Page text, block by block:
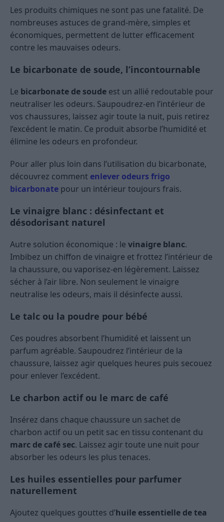
Les produits chimiques ne sont pas une fatalité. De
nombreuses astuces de grand-mère, simples et
économiques, permettent de lutter efficacement
contre les mauvaises odeurs.
Le bicarbonate de soude, l’incontournable
Le bicarbonate de soude est un allié redoutable pour
neutraliser les odeurs. Saupoudrez-en l’intérieur de
vos chaussures, laissez agir toute la nuit, puis retirez
l’excédent le matin. Ce produit absorbe l’humidité et
élimine les odeurs en profondeur.
Pour aller plus loin dans l’utilisation du bicarbonate,
découvrez comment enlever odeurs frigo
bicarbonate pour un intérieur toujours frais.
Le vinaigre blanc : désinfectant et
désodorisant naturel
Autre solution économique : le vinaigre blanc.
Imbibez un chiffon de vinaigre et frottez l’intérieur de
la chaussure, ou vaporisez-en légèrement. Laissez
sécher à l’air libre. Non seulement le vinaigre
neutralise les odeurs, mais il désinfecte aussi.
Le talc ou la poudre pour bébé
Ces poudres absorbent l’humidité et laissent un
parfum agréable. Saupoudrez l’intérieur de la
chaussure, laissez agir quelques heures puis secouez
pour enlever l’excédent.
Le charbon actif ou le marc de café
Insérez dans chaque chaussure un sachet de
charbon actif ou un petit sac en tissu contenant du
marc de café sec. Laissez agir toute une nuit pour
absorber les odeurs les plus tenaces.
Les huiles essentielles pour parfumer
naturellement
Ajoutez quelques gouttes d’huile essentielle de tea